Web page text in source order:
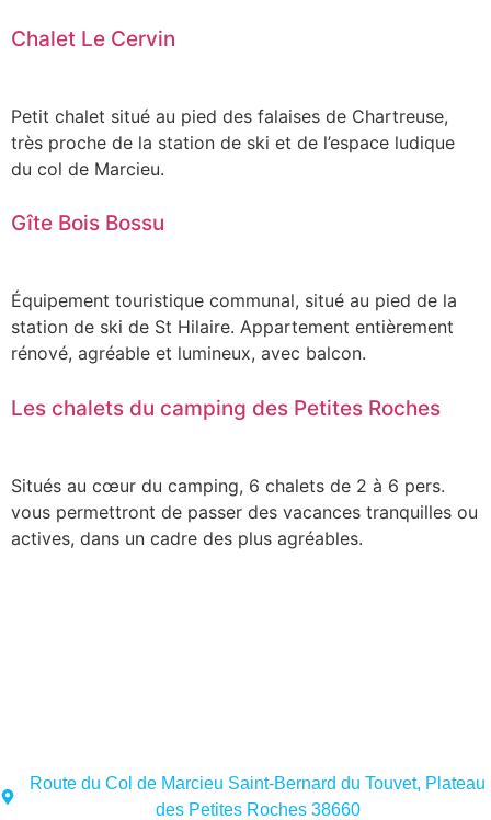
Chalet Le Cervin
Petit chalet situé au pied des falaises de Chartreuse,
très proche de la station de ski et de l’espace ludique
du col de Marcieu.
Gîte Bois Bossu
Équipement touristique communal, situé au pied de la
station de ski de St Hilaire. Appartement entièrement
rénové, agréable et lumineux, avec balcon.
Les chalets du camping des Petites Roches
Situés au cœur du camping, 6 chalets de 2 à 6 pers.
vous permettront de passer des vacances tranquilles ou
actives, dans un cadre des plus agréables.
Route du Col de Marcieu Saint-Bernard du Touvet, Plateau
des Petites Roches 38660